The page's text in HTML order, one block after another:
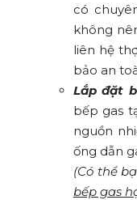
có
không
liên hệ
bảo an
Lắp đặt
bếp gas
nguồn
ống dẫn
(Có thể
bếp gas